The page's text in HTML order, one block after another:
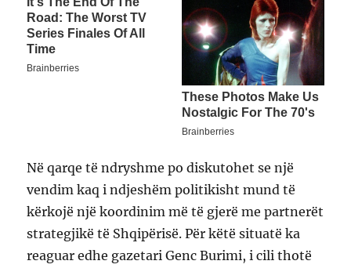
Në qarqe të ndryshme po diskutohet se një
vendim kaq i ndjeshëm politikisht mund të
kërkojë një koordinim më të gjerë me partnerët
strategjikë të Shqipërisë. Për këtë situatë ka
reaguar edhe gazetari Genc Burimi, i cili thotë